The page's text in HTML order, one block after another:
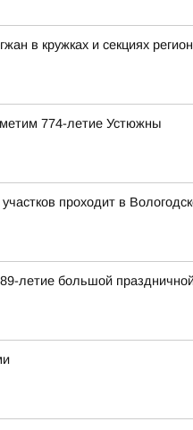
в кружках и секциях
774-летие Устюжны
проходит в
летие большой